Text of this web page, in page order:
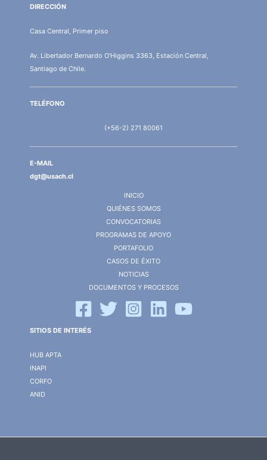
DIRECCIÓN
Casa Central, Primer piso
Av. Libertador Bernardo O'Higgins 3363, Estación Central,
Santiago de Chile.
TELÉFONO
(+56-2) 271 80061
E-MAIL
dgt@usach.cl
INICIO
QUIÉNES SOMOS
CONVOCATORIAS
PROGRAMAS DE APOYO
PORTAFOLIO
CASOS DE ÉXITO
NOTICIAS
DOCUMENTOS Y PROCESOS
SITIOS DE INTERÉS
HUB APTA
INAPI
CORFO
ANID